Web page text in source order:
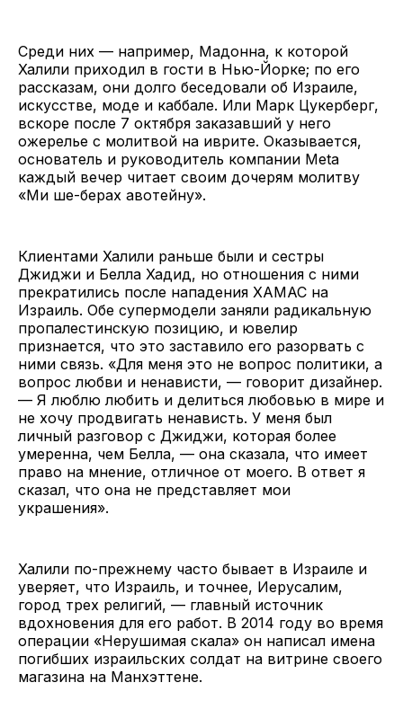
Среди них — например, Мадонна, к которой
Халили приходил в гости в Нью-Йорке; по его
рассказам, они долго беседовали об Израиле,
искусстве, моде и каббале. Или Марк Цукерберг,
вскоре после 7 октября заказавший у него
ожерелье с молитвой на иврите. Оказывается,
основатель и руководитель компании Meta
каждый вечер читает своим дочерям молитву
«Ми ше-берах авотейну».
Клиентами Халили раньше были и сестры
Джиджи и Белла Хадид, но отношения с ними
прекратились после нападения ХАМАС на
Израиль. Обе супермодели заняли радикальную
пропалестинскую позицию, и ювелир
признается, что это заставило его разорвать с
ними связь. «Для меня это не вопрос политики, а
вопрос любви и ненависти, — говорит дизайнер.
— Я люблю любить и делиться любовью в мире и
не хочу продвигать ненависть. У меня был
личный разговор с Джиджи, которая более
умеренна, чем Белла, — она сказала, что имеет
право на мнение, отличное от моего. В ответ я
сказал, что она не представляет мои
украшения».
Халили по-прежнему часто бывает в Израиле и
уверяет, что Израиль, и точнее, Иерусалим,
город трех религий, — главный источник
вдохновения для его работ. В 2014 году во время
операции «Нерушимая скала» он написал имена
погибших израильских солдат на витрине своего
магазина на Манхэттене.